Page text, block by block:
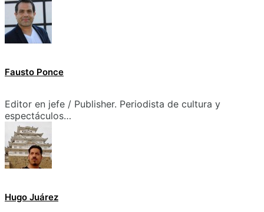
Fausto Ponce
Editor en jefe / Publisher. Periodista de cultura y
espectáculos…
Hugo Juárez